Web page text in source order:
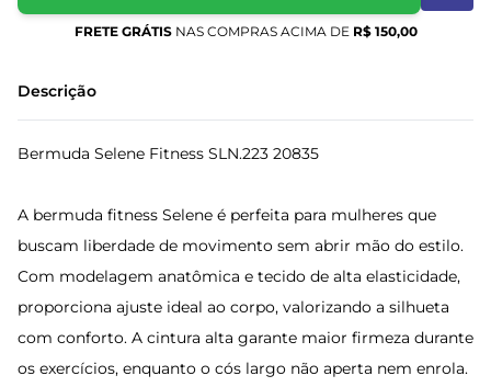
FRETE GRÁTISNAS COMPRAS ACIMA DE R$ 150,00
Descrição
Bermuda Selene Fitness SLN.223 20835
A bermuda fitness Selene é perfeita para mulheres que
buscam liberdade de movimento sem abrir mão do estilo.
Com modelagem anatômica e tecido de alta elasticidade,
proporciona ajuste ideal ao corpo, valorizando a silhueta
com conforto. A cintura alta garante maior firmeza durante
os exercícios, enquanto o cós largo não aperta nem enrola.